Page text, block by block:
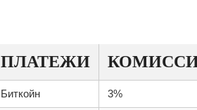
ПЛАТЕЖИ
Биткойн 3%